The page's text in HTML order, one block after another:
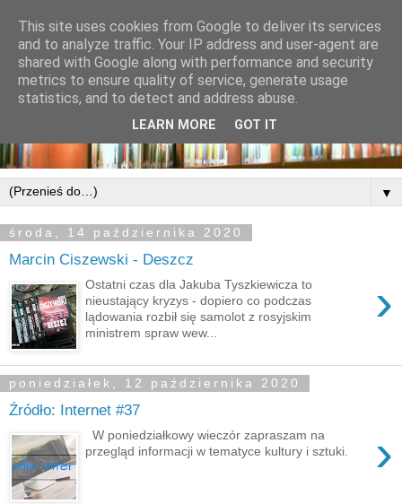
▼
środa, 14 października 2020
Marcin Ciszewski - Deszcz
›
Ostatni czas dla Jakuba Tyszkiewicza to
nieustający kryzys - dopiero co podczas
lądowania rozbił się samolot z rosyjskim
ministrem spraw wew...
poniedziałek, 12 października 2020
Źródło: Internet #37
›
W poniedziałkowy wieczór zapraszam na
przegląd informacji w tematyce kultury i sztuki.
This site uses cookies from Google to deliver its services
and to analyze traffic. Your IP address and user-agent are
shared with Google along with performance and security
metrics to ensure quality of service, generate usage
statistics, and to detect and address abuse.
LEARN MORE GOT IT